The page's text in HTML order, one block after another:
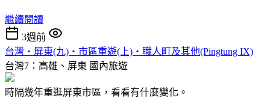
繼續閱讀
3週前
台灣‧屏東(九)‧市區重遊(上)‧職人町及其他(Pingtung IX)
台灣7：高雄、屏東 國內旅遊
時隔幾年重逛屏東市區，看看有什麼變化。